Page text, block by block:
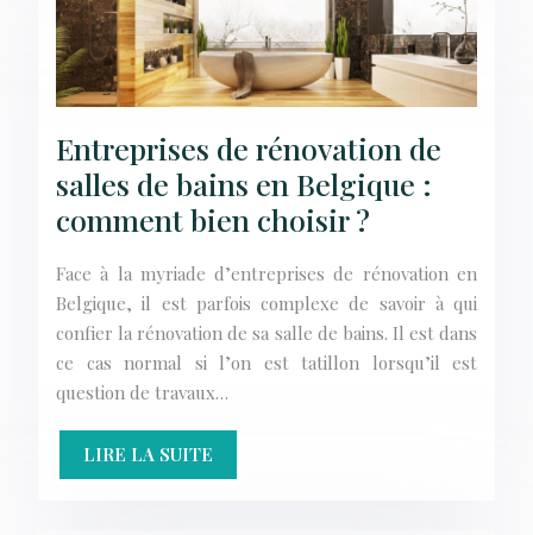
Entreprises de rénovation de
salles de bains en Belgique :
comment bien choisir ?
Face à la myriade d’entreprises de rénovation en
Belgique, il est parfois complexe de savoir à qui
confier la rénovation de sa salle de bains. Il est dans
ce cas normal si l’on est tatillon lorsqu’il est
question de travaux…
LIRE LA SUITE